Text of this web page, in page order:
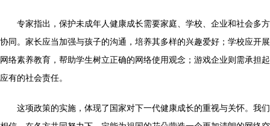
专家指出，保护未成年人健康成长需要家庭、学校、企业和社会多方
协同。家长应当加强与孩子的沟通，培养其多样的兴趣爱好；学校应开展
网络素养教育，帮助学生树立正确的网络使用观念；游戏企业则需承担起
应有的社会责任。
这项政策的实施，体现了国家对下一代健康成长的重视与关怀。我们